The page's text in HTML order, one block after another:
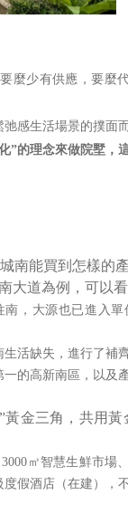
麼少有供應，要麼
感生活場景的撲面
”的理念來做院墅，
南能買到怎樣的
大道為例，可以看
南，大源也已進入單
活缺失，進行了補
一的高新南區，以及
金三角，共用黃
3000 ㎡智慧生鮮市場
假酒店（在建），